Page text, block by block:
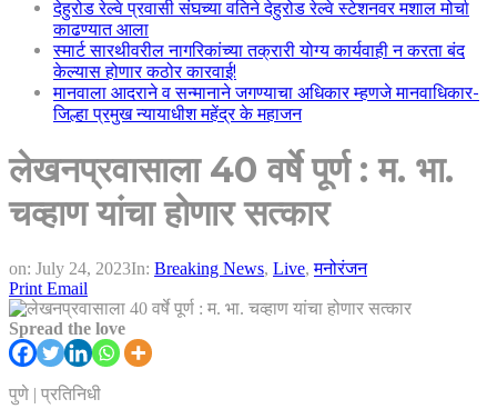
देहुरोड रेल्वे प्रवासी संघच्या वतिने देहुरोड रेल्वे स्टेशनवर मशाल मोर्चा
काढण्यात आला
स्मार्ट सारथीवरील नागरिकांच्या तक्रारी योग्य कार्यवाही न करता बंद
केल्यास होणार कठोर कारवाई!
मानवाला आदराने व सन्मानाने जगण्याचा अधिकार म्हणजे मानवाधिकार-
जिल्हा प्रमुख न्यायाधीश महेंद्र के महाजन
लेखनप्रवासाला 40 वर्षे पूर्ण : म. भा.
चव्हाण यांचा होणार सत्कार
on: July 24, 2023In: Breaking News, Live,मनोरंजन
Print Email
Spread the love
पुणे | प्रतिनिधी